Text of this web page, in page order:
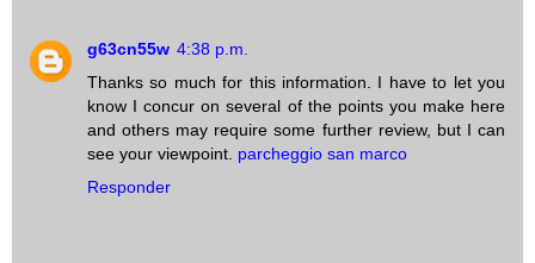
g63cn55w 4:38 p.m.
Thanks so much for this information. I have to let you
know I concur on several of the points you make here
and others may require some further review, but I can
see your viewpoint. parcheggio san marco
Responder